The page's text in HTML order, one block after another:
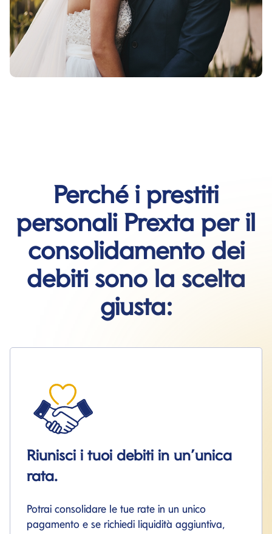
Perché i prestiti
personali Prexta per il
consolidamento dei
debiti sono la scelta
giusta:
Scegli il Prestito Personale
Compact
Il Prestito Compact è il finanziamento che si
adatta a te: per consolidare i tuoi finanziamenti